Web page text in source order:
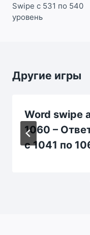
Swipe с 531 по 540
уровень
Другие игры
Word swipe
1060 –
с 1041 по